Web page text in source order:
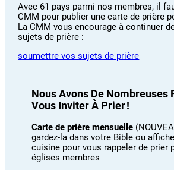
Avec 61 pays parmi nos membres, il
CMM pour publier une carte de prière
La CMM vous encourage à continuer
sujets de prière :
soumettre vos sujets de prière
Nous Avons De Nombreuses
Vous Inviter À Prier !
Carte de prière mensuelle
gardez-la dans votre Bible ou
cuisine pour vous rappeler de prier
églises membres